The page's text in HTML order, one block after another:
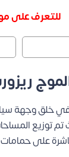
للتعرف على
خلق وجهة
تم توزيع
على